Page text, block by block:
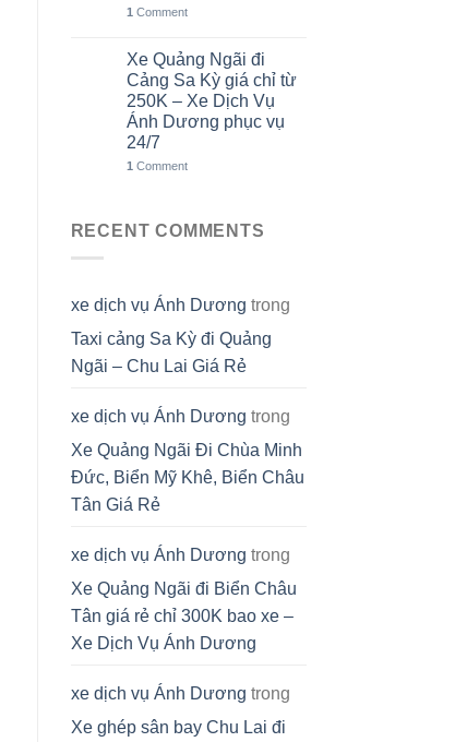
1 Comment
Xe Quảng Ngãi đi
Cảng Sa Kỳ giá chỉ từ
250K – Xe Dịch Vụ
Ánh Dương phục vụ
24/7
1 Comment
RECENT COMMENTS
xe dịch vụ Ánh Dương trong
Taxi cảng Sa Kỳ đi Quảng
Ngãi – Chu Lai Giá Rẻ
xe dịch vụ Ánh Dương trong
Xe Quảng Ngãi Đi Chùa Minh
Đức, Biển Mỹ Khê, Biển Châu
Tân Giá Rẻ
xe dịch vụ Ánh Dương trong
Xe Quảng Ngãi đi Biển Châu
Tân giá rẻ chỉ 300K bao xe –
Xe Dịch Vụ Ánh Dương
xe dịch vụ Ánh Dương trong
Xe ghép sân bay Chu Lai đi